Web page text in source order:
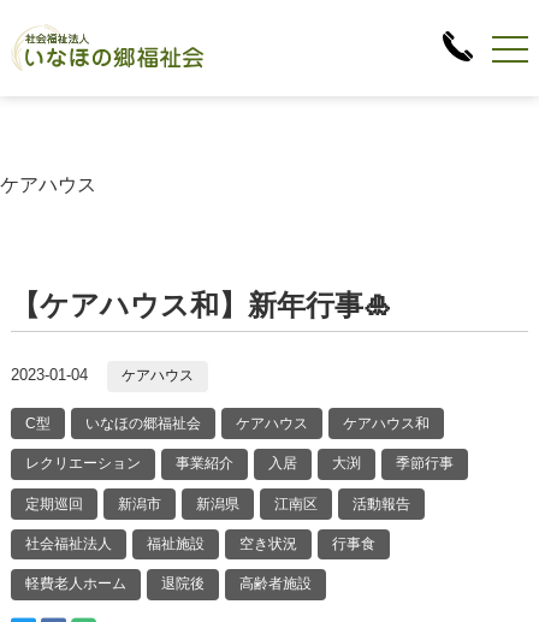
ケアハウス
【ケアハウス和】新年行事🎍
2023-01-04 ケアハウス
C型 いなほの郷福祉会 ケアハウス ケアハウス和
レクリエーション 事業紹介 入居 大渕 季節行事
定期巡回 新潟市 新潟県 江南区 活動報告
社会福祉法人 福祉施設 空き状況 行事食
軽費老人ホーム 退院後 高齢者施設